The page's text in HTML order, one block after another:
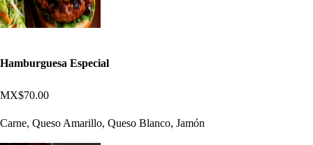
Hamburguesa Especial
MX$70.00
Carne, Queso Amarillo, Queso Blanco, Jamón